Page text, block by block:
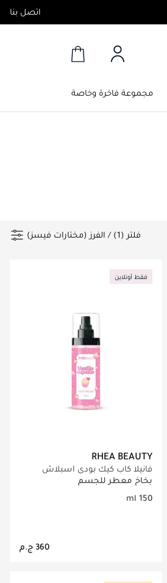
اتصل بنا
مجموعة فاخرة وخاصة
فلتر (1) / الفرز (مختارات فيسز)
فقط أونلاين
RHEA BEAUTY
فانيلا كاب كيك بودي اسبلاش
بخاخ معطر للجسم
150 ml